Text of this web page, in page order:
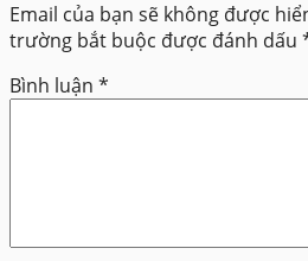
Email của bạn sẽ không được
trường bắt buộc được đánh dấu
Bình luận *